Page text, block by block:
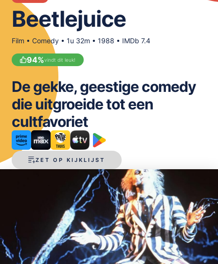
meJane Canal+
FILTER FILMS EN SERIES OP MIJN
ALLES/NIETS SELECTEREN
Download
de
App
Beetlejuice
Film • Comedy • 1u 32m • 1988 • IMDb 7.4
94%vindt dit leuk!
ZET OP KIJKLIJST
De gekke, geestige comedy
die uitgroeide tot een
cultfavoriet